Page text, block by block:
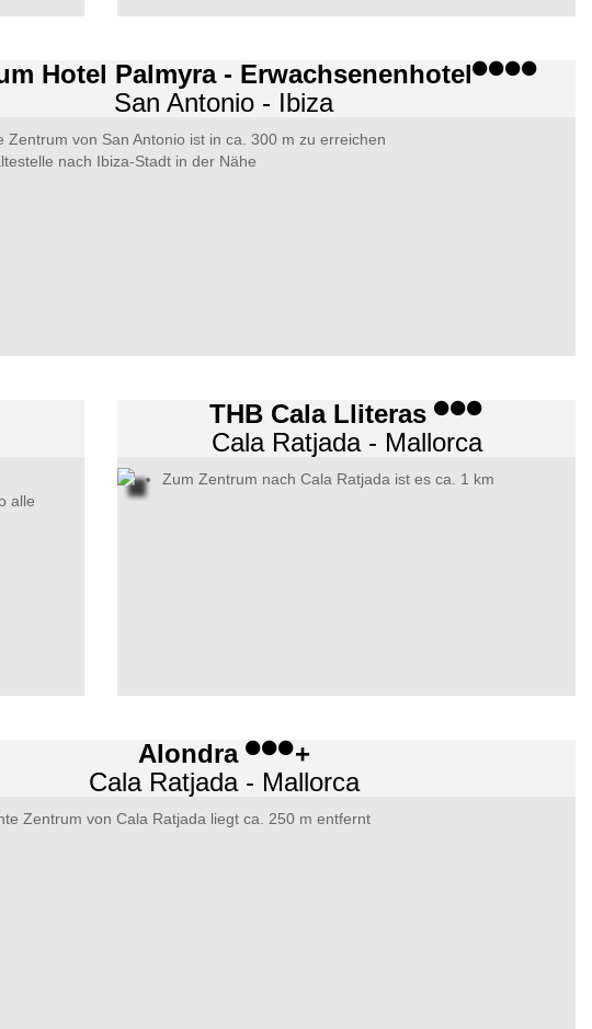
Hotel Palmyra - Erwachsenenhotel
San Antonio - Ibiza
Zentrum von San Antonio ist in ca. 300 m zu erreichen
nach Ibiza-Stadt in der Nähe
alle
THB Cala Lliteras
Cala Ratjada - Mallorca
Zum Zentrum nach Cala Ratjada ist es ca. 1 km
Alondra
+
Cala Ratjada - Mallorca
Zentrum von Cala Ratjada liegt ca. 250 m entfernt